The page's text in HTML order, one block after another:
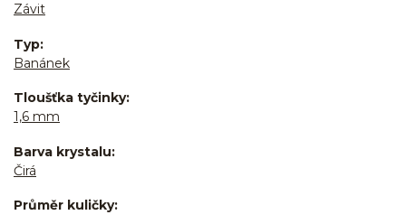
Závit
Typ
Banánek
Tloušťka tyčinky
1,6 mm
Barva krystalu
Čirá
Průměr kuličky